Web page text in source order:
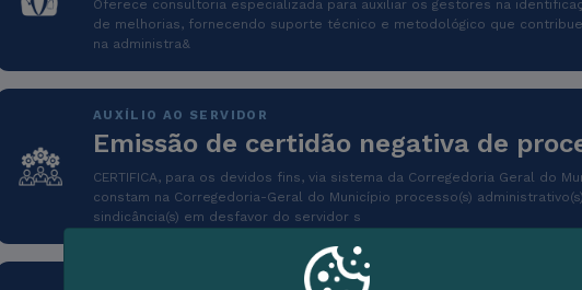
Oferece consultoria especializada para auxiliar os gestores na
de melhorias, fornecendo suporte técnico e metodológico que
na administra&
AUXÍLIO AO SERVIDOR
Emissão de certidão negativa de
CERTIFICA, para os devidos fins, via sistema da Corregedoria Geral do
constam na Corregedoria-Geral do Município processo(s)
sindicância(s) em desfavor do servidor s